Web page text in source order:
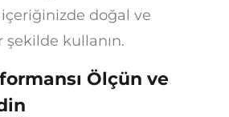
doğal ve
şekilde kullanın.
Ölçün ve